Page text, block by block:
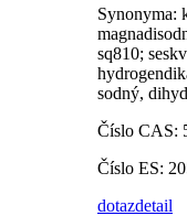
Synonyma:
sq810;
sodný,
Číslo CAS:
Číslo ES:
dotazdetail